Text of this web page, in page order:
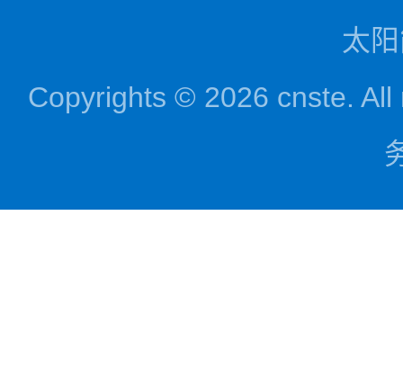
太
Copyrights © 2026 cnste. All